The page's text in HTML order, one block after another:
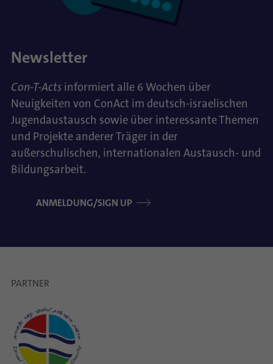
Newsletter
Con-T-Acts informiert alle 6 Wochen über
Neuigkeiten von ConAct im deutsch-israelischen
Jugendaustausch sowie über interessante Themen
und Projekte anderer Träger in der
außerschulischen, internationalen Austausch- und
Bildungsarbeit.
ANMELDUNG/SIGN UP
PARTNER